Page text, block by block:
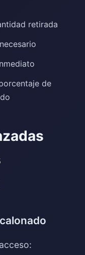
retirada
de